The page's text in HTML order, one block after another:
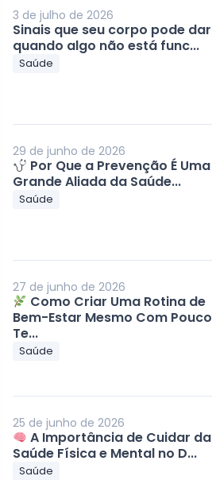
3 de julho de 2026
Sinais que seu corpo pode dar
quando algo não está func...
Saúde
29 de junho de 2026
Por Que a Prevenção É Uma
Grande Aliada da Saúde...
Saúde
27 de junho de 2026
Como Criar Uma Rotina de
Bem-Estar Mesmo Com Pouco
Te...
Saúde
25 de junho de 2026
A Importância de Cuidar da
Saúde Física e Mental no D...
Saúde